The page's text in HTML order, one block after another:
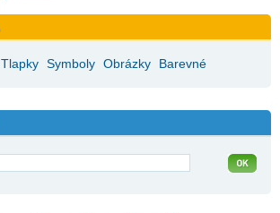
Tlapky Symboly Obrázky Barevné